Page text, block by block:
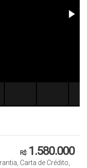
R$1.580.000
Carta de Crédito,